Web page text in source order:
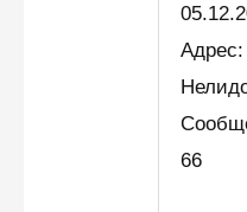
Адрес:
66